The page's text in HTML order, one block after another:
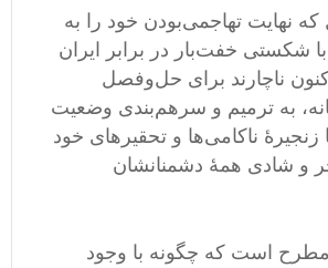
که نهایت تهاجمی‌بودن خود را به
شکستی خفت‌بار در برابر ایران
ناچارند برای حل‌وفصل
به ترمیم و سرهم‌بندی وضعیت
زنجیرۀ ناکامی‌ها و تحقیرهای خود
و شادی همۀ دشمنانشان
است که چگونه با وجود